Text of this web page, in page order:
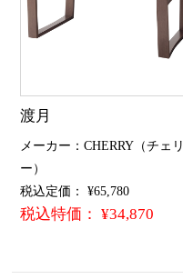
渡月
メーカー：CHERRY（チェリ
ー）
税込定価： ¥65,780
税込特価： ¥34,870